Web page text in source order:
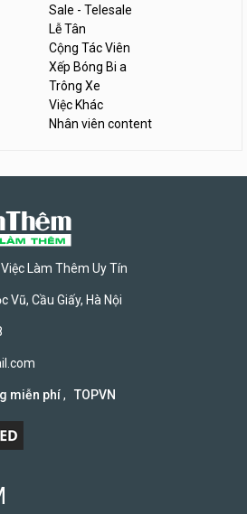
Sale - Telesale
Lễ Tân
Cộng Tác Viên
Xếp Bóng Bi a
Trông Xe
Việc Khác
Nhân viên content
Làm Thêm Uy Tín
Vũ, Cầu Giấy, Hà Nội
miễn phí, TOPVN